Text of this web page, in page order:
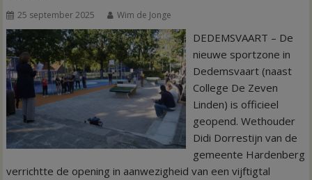
25 september 2025 Wim de Jonge
DEDEMSVAART – De
nieuwe sportzone in
Dedemsvaart (naast
College De Zeven
Linden) is officieel
geopend. Wethouder
Didi Dorrestijn van de
gemeente Hardenberg
verrichtte de opening in aanwezigheid van een vijftigtal